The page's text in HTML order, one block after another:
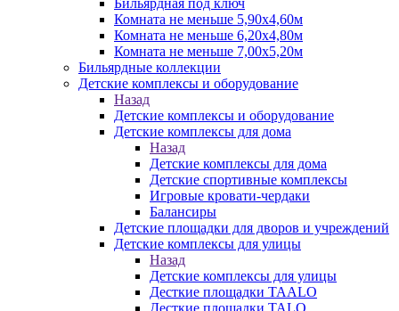
Бильярдная под ключ
Комната не меньше 5,90х4,60м
Комната не меньше 6,20х4,80м
Комната не меньше 7,00х5,20м
Бильярдные коллекции
Детские комплексы и оборудование
Назад
Детские комплексы и оборудование
Детские комплексы для дома
Назад
Детские комплексы для дома
Детские спортивные комплексы
Игровые кровати-чердаки
Балансиры
Детские площадки для дворов и учреждений
Детские комплексы для улицы
Назад
Детские комплексы для улицы
Десткие площадки TAALO
Десткие площадки TALO